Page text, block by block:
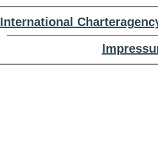
International